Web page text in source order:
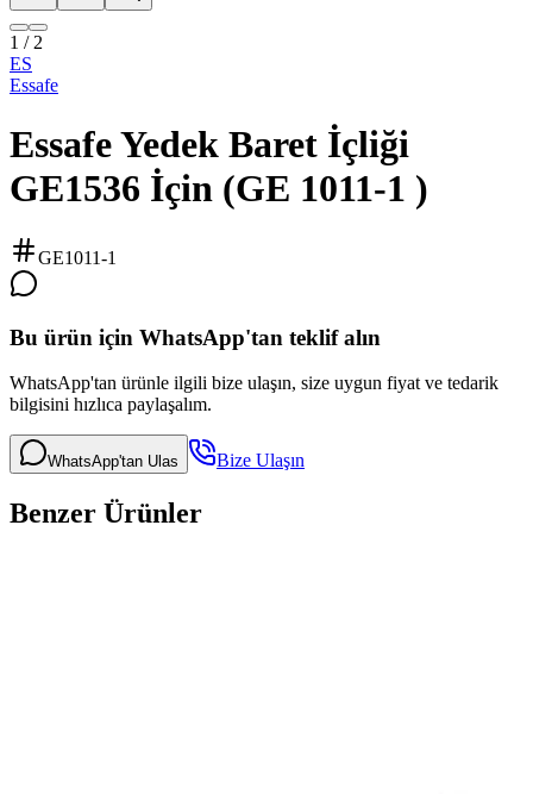
1 / 2
ES
Essafe
Essafe Yedek Baret İçliği
GE1536 İçin (GE 1011-1 )
GE1011-1
Bu ürün için WhatsApp'tan teklif alın
WhatsApp'tan ürünle ilgili bize ulaşın, size uygun fiyat ve tedarik
bilgisini hızlıca paylaşalım.
WhatsApp'tan Ulas Bize Ulaşın
Benzer Ürünler